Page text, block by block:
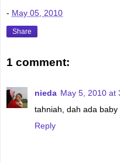
- May 05, 2010
Share
1 comment:
nieda May 5, 2010 at
tahniah, dah ada
Reply